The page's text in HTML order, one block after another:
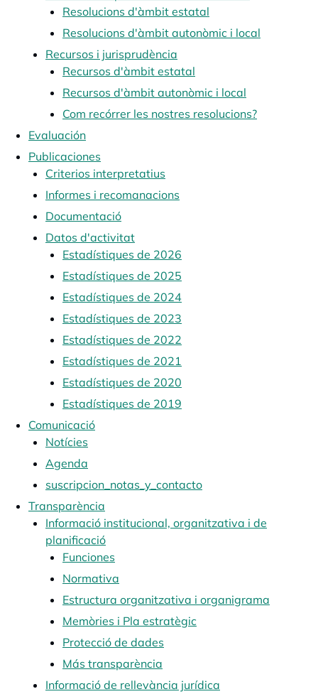
Resolucions d'àmbit estatal
Resolucions d'àmbit autonòmic i local
Recursos i jurisprudència
Recursos d'àmbit estatal
Recursos d'àmbit autonòmic i local
Com recórrer les nostres resolucions?
Evaluación
Publicaciones
Criterios interpretatius
Informes i recomanacions
Documentació
Datos d'activitat
Estadístiques de 2026
Estadístiques de 2025
Estadístiques de 2024
Estadístiques de 2023
Estadístiques de 2022
Estadístiques de 2021
Estadístiques de 2020
Estadístiques de 2019
Comunicació
Notícies
Agenda
suscripcion_notas_y_contacto
Transparència
Informació institucional, organitzativa i de
planificació
Funciones
Normativa
Estructura organitzativa i organigrama
Memòries i Pla estratègic
Protecció de dades
Más transparència
Informació de rellevància jurídica